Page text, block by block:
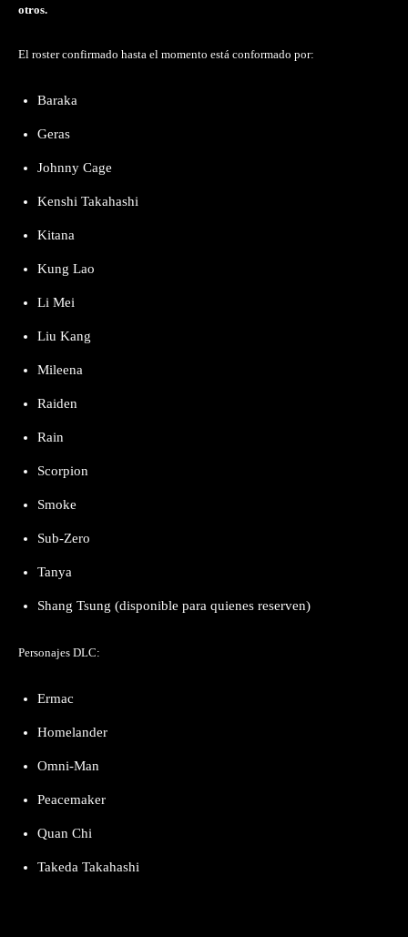
otros.
El roster confirmado hasta el momento está conformado por:
Baraka
Geras
Johnny Cage
Kenshi Takahashi
Kitana
Kung Lao
Li Mei
Liu Kang
Mileena
Raiden
Rain
Scorpion
Smoke
Sub-Zero
Tanya
Shang Tsung (disponible para quienes reserven)
Personajes DLC:
Ermac
Homelander
Omni-Man
Peacemaker
Quan Chi
Takeda Takahashi